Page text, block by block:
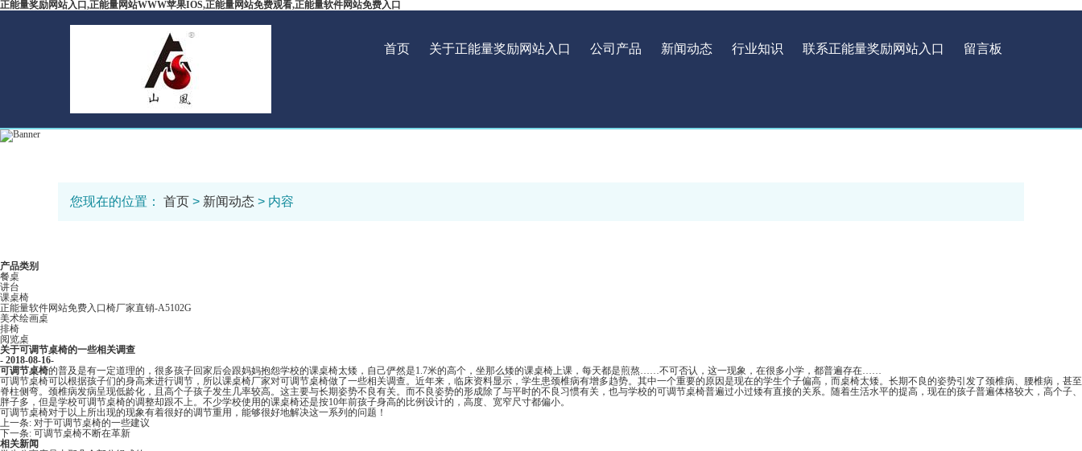
正能量奖励网站入口,正能量网站WWW苹果IOS,正能量网站免费观看,正能量软件网站免费入口
首页 关于正能量奖励网站入口 公司产品 新闻动态 行业知识 联系正能量奖励网站入口 留言板
您现在的位置： 首页 > 新闻动态 > 内容
产品类别
餐桌
讲台
课桌椅
正能量软件网站免费入口椅厂家直销-A5102G
美术绘画桌
排椅
阅览桌
关于可调节桌椅的一些相关调查
- 2018-08-16-
可调节桌椅的普及是有一定道理的，很多孩子回家后会跟妈妈抱怨学校的课桌椅太矮，自己俨然是1.7米的高个，坐那么矮的课桌椅上课，每天都是煎熬……不可否认，这一现象，在很多小学，都普遍存在……
可调节桌椅可以根据孩子们的身高来进行调节，所以课桌椅厂家对可调节桌椅做了一些相关调查。近年来，临床资料显示，学生患颈椎病有增多趋势。其中一个重要的原因是现在的学生个子偏高，而桌椅太矮。长期不良的姿势引发了颈椎病、腰椎病，甚至
脊柱侧弯。颈椎病发病呈现低龄化，且高个子孩子发生几率较高。这主要与长期姿势不良有关。而不良姿势的形成除了与平时的不良习惯有关，也与学校的可调节桌椅普遍过小过矮有直接的关系。随着生活水平的提高，现在的孩子普遍体格较大，高个子、
胖子多，但是学校可调节桌椅的调整却跟不上。不少学校使用的课桌椅还是按10年前孩子身高的比例设计的，高度、宽窄尺寸都偏小。
可调节桌椅对于以上所出现的现象有着很好的调节重用，能够很好地解决这一系列的问题！
上一条: 对于可调节桌椅的一些建议
下一条: 可调节桌椅不断在革新
相关新闻